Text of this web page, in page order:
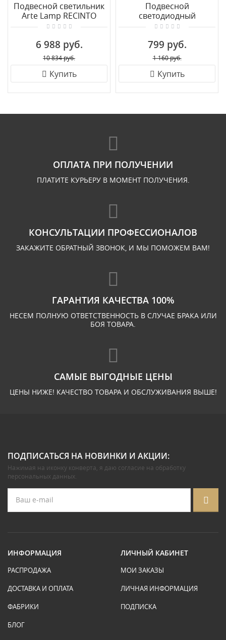
Подвесной светильник
Arte Lamp RECINTO
A7053SP-1BK
6 988 руб.
10 834 руб.
Купить
Подвесной
светодиодный
светильник Crystal Lux
799 руб.
1 160 руб.
Купить
ОПЛАТА ПРИ ПОЛУЧЕНИИ
ПЛАТИТЕ КУРЬЕРУ В МОМЕНТ ПОЛУЧЕНИЯ.
КОНСУЛЬТАЦИИ ПРОФЕССИОНАЛОВ
ЗАКАЖИТЕ ОБРАТНЫЙ ЗВОНОК, И МЫ ПОМОЖЕМ ВАМ!
ГАРАНТИЯ КАЧЕСТВА 100%
НЕСЕМ ПОЛНУЮ ОТВЕТСТВЕННОСТЬ В СЛУЧАЕ БРАКА ИЛИ
БОЯ ТОВАРА.
САМЫЕ ВЫГОДНЫЕ ЦЕНЫ
ЦЕНЫ НИЖЕ! КАЧЕСТВО ТОВАРА И ОБСЛУЖИВАНИЯ ВЫШЕ!
ПОДПИСАТЬСЯ НА НОВИНКИ И АКЦИИ:
Нажимая на иконку конверта, я даю согласие на обработку
персональных данных.
ИНФОРМАЦИЯ
РАСПРОДАЖА
ДОСТАВКА И ОПЛАТА
ФАБРИКИ
БЛОГ
ЛИЧНЫЙ КАБИНЕТ
МОИ ЗАКАЗЫ
ЛИЧНАЯ ИНФОРМАЦИЯ
ПОДПИСКА